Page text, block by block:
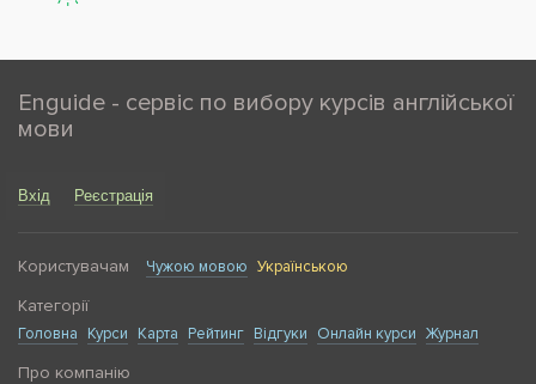
Enguide - сервіс по вибору курсів англійської
мови
Вхід Реєстрація
Користувачам Чужою мовою Українською
Категорії
Головна Курси Карта Рейтинг Відгуки Онлайн курси Журнал
Про компанію